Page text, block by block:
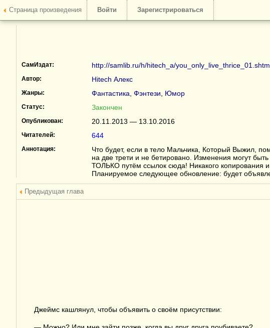
Страница произведения Войти Зарегистрироваться
СамИздат: http://samlib.ru/h/hitech_a/
Автор: Hitech Алекс
Жанры: Фантастика Фэнтези Юмор
Статус: Закончен
Опубликован: 20.11.2013 — 13.10.2016
Читателей: 644
Аннотация:
Что будет, если в тело Мальчика, Который Выжил,
на две трети и не бетировано. Изменения могут
ТОЛЬКО путём ссылок сюда! Никакого копирования
Планируемое следующее обновление: будет
Предыдущая глава
Джеймс кашлянул, чтобы объявить о своём присутствии: